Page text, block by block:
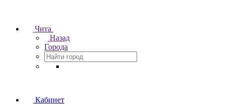
Чита
Назад
Города
Кабинет